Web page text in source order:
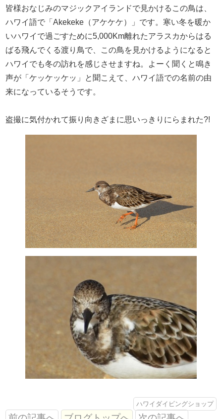
皆様おなじみのマジックアイランドで見かけるこの鳥は、
ハワイ語で「Akekeke（アケケケ）」です。寒い冬を暖か
いハワイで過ごすために5,000Km離れたアラスカからはる
ばる飛んでくる渡り鳥で、この鳥を見かけるようになると
ハワイでも冬の訪れを感じさせますね。よーく聞くと鳴き
声が「ケッケッケッ」と聞こえて、ハワイ語での名前の由
来になっているそうです。
盗撮に気付かれて振り向きざまに思いっきりにらまれた?!
ハワイダイビングショップ